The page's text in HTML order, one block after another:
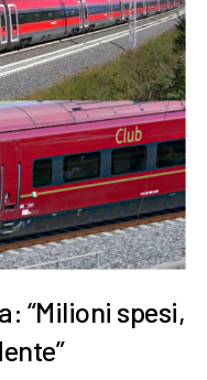
“Milioni spesi,